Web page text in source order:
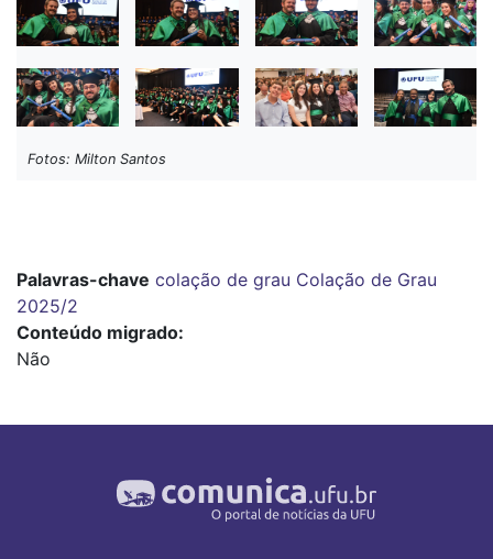
Fotos: Milton Santos
Palavras-chave colação de grau Colação de Grau
2025/2
Conteúdo migrado
Não